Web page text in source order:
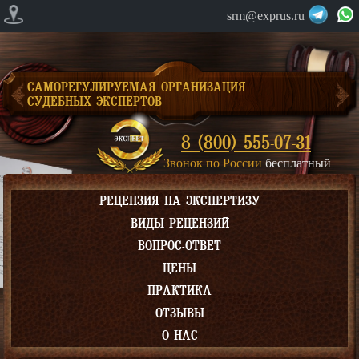
srm@exprus.ru
САМОРЕГУЛИРУЕМАЯ ОРГАНИЗАЦИЯ
СУДЕБНЫХ ЭКСПЕРТОВ
8 (800) 555-07-31
Звонок по России бесплатный
РЕЦЕНЗИЯ НА ЭКСПЕРТИЗУ
ВИДЫ РЕЦЕНЗИЙ
ВОПРОС-ОТВЕТ
ЦЕНЫ
ПРАКТИКА
ОТЗЫВЫ
О НАС